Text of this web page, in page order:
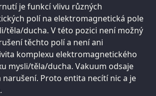
je funkcí vlivu různých
polí na elektromagnetická pole
těla/ducha. V této pozici není možný
těchto polí a není ani
komplexu elektromagnetického
mysli/těla/ducha. Vakuum odsaje
narušení. Proto entita necítí nic a je